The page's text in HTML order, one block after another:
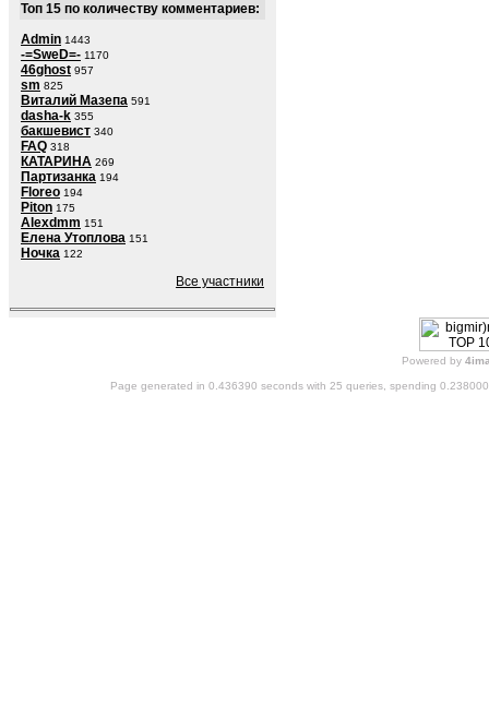
Топ 15 по количеству комментариев:
Admin 1443
-=SweD=- 1170
46ghost 957
sm 825
Виталий Мазепа 591
dasha-k 355
бакшевист 340
FAQ 318
КАТАРИНА 269
Партизанка 194
Floreo 194
Piton 175
Alexdmm 151
Елена Утоплова 151
Ночка 122
Все участники
Powered by
Page generated in 0.436390 seconds with 25 queries, spending